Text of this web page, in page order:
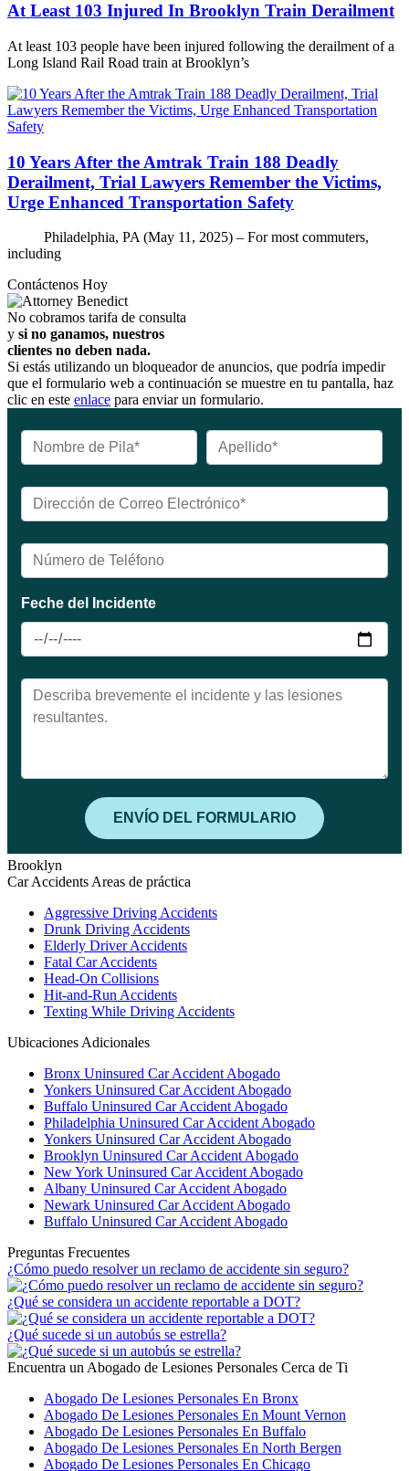
At Least 103 Injured In Brooklyn Train Derailment
At least 103 people have been injured following the derailment of a
Long Island Rail Road train at Brooklyn’s
10 Years After the Amtrak Train 188 Deadly
Derailment, Trial Lawyers Remember the Victims,
Urge Enhanced Transportation Safety
Philadelphia, PA (May 11, 2025) – For most commuters,
including
Contáctenos Hoy
No cobramos tarifa de consulta
y si no ganamos, nuestros
clientes no deben nada.
Si estás utilizando un bloqueador de anuncios, que podría impedir
que el formulario web a continuación se muestre en tu pantalla, haz
clic en este enlace para enviar un formulario.
Brooklyn
Car Accidents Areas de práctica
Aggressive Driving Accidents
Drunk Driving Accidents
Elderly Driver Accidents
Fatal Car Accidents
Head-On Collisions
Hit-and-Run Accidents
Texting While Driving Accidents
Ubicaciones Adicionales
Bronx Uninsured Car Accident Abogado
Yonkers Uninsured Car Accident Abogado
Buffalo Uninsured Car Accident Abogado
Philadelphia Uninsured Car Accident Abogado
Yonkers Uninsured Car Accident Abogado
Brooklyn Uninsured Car Accident Abogado
New York Uninsured Car Accident Abogado
Albany Uninsured Car Accident Abogado
Newark Uninsured Car Accident Abogado
Buffalo Uninsured Car Accident Abogado
Preguntas Frecuentes
¿Cómo puedo resolver un reclamo de accidente sin seguro?
¿Qué se considera un accidente reportable a DOT?
¿Qué sucede si un autobús se estrella?
Encuentra un Abogado de Lesiones Personales Cerca de Ti
Abogado De Lesiones Personales En Bronx
Abogado De Lesiones Personales En Mount Vernon
Abogado De Lesiones Personales En Buffalo
Abogado De Lesiones Personales En North Bergen
Abogado De Lesiones Personales En Chicago